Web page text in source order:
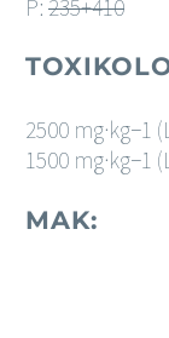
P: 235+410
2500 mg·kg−1
1500 mg·kg−1
MAK: